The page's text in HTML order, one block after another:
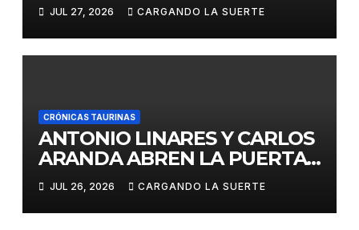
JUL 27, 2026 CARGANDO LA SUERTE
CRÓNICAS TAURINAS
ANTONIO LINARES Y CARLOS
ARANDA ABREN LA PUERTA
GRANDE EN LA CORRIDA DE
FERIA DE ALMADÉN
JUL 26, 2026 CARGANDO LA SUERTE